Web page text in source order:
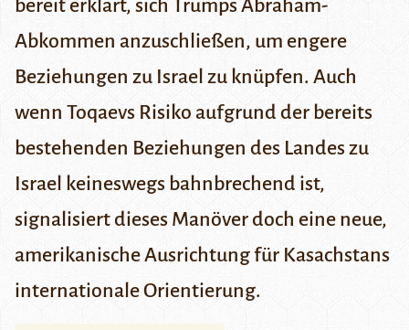
bereit erklärt, sich Trumps Abraham-
Abkommen anzuschließen, um engere
Beziehungen zu Israel zu knüpfen. Auch
wenn Toqaevs Risiko aufgrund der bereits
bestehenden Beziehungen des Landes zu
Israel keineswegs bahnbrechend ist,
signalisiert dieses Manöver doch eine neue,
amerikanische Ausrichtung für Kasachstans
internationale Orientierung.